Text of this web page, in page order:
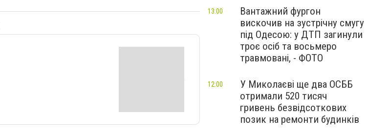
Вантажний фургон
вискочив на зустрічну смугу
під Одесою: у ДТП загинули
троє осіб та восьмеро
травмовані, - ФОТО
13:00
У Миколаєві ще два ОСББ
отримали 520 тисяч
гривень безвідсоткових
позик на ремонти будинків
12:00